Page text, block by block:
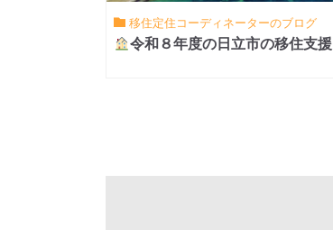
移住定住コーディネーターのブログ
令和８年度の日立市の移住支援